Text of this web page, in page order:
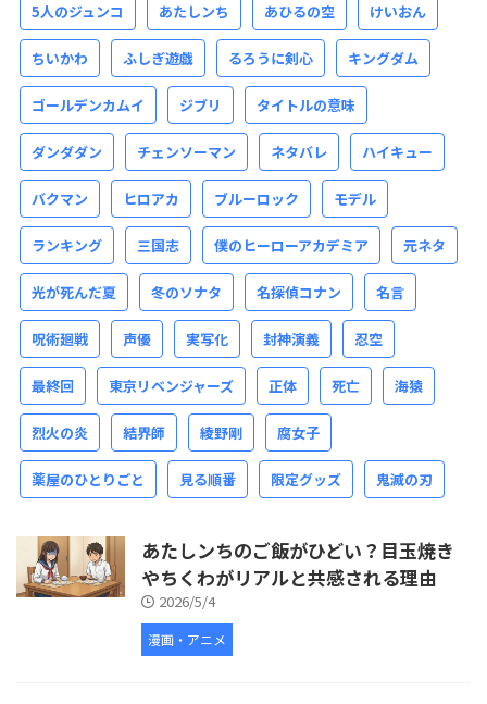
5人のジュンコ あたしンち あひるの空 けいおん
ちいかわ ふしぎ遊戯 るろうに剣心 キングダム
ゴールデンカムイ ジブリ タイトルの意味
ダンダダン チェンソーマン ネタバレ ハイキュー
バクマン ヒロアカ ブルーロック モデル
ランキング 三国志 僕のヒーローアカデミア 元ネタ
光が死んだ夏 冬のソナタ 名探偵コナン 名言
呪術廻戦 声優 実写化 封神演義 忍空
最終回 東京リベンジャーズ 正体 死亡 海猿
烈火の炎 結界師 綾野剛 腐女子
薬屋のひとりごと 見る順番 限定グッズ 鬼滅の刃
あたしンちのご飯がひどい？目玉焼き
やちくわがリアルと共感される理由
2026/5/4
漫画・アニメ